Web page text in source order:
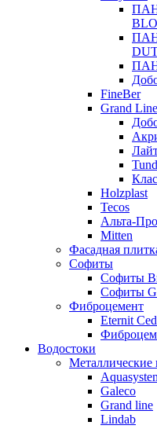
FineBer
Grand Line
Holzplast
Tecos
Альта-
Mitten
Фасадная
Софиты
Софиты
Софиты
Фиброцемент
Eternit
Водостоки
Металлические
Galeco
Grand line
Lindab